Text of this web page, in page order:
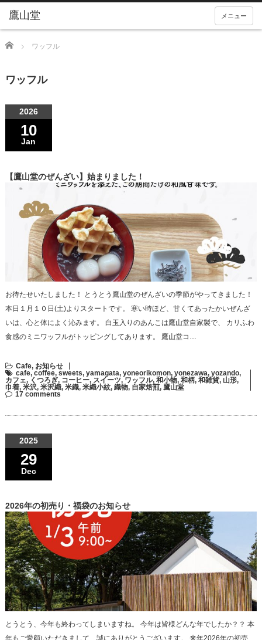
メニュー
Home ワッフル
ワッフル
2026
10
Jan
【鷹山堂のぜんざい】始まりました！
お待たせいたしました！ とうとう鷹山堂のぜんざいの季節がやってきました！
本日１月１０日(土)よりスタートです。 寒い時ほど、甘くてあったかいぜんざ
いは、心と体によく沁みます。 白玉入りのあんこは鷹山堂自家製で、 カリふわ
食感のミニワッフルがトッピングしてあります。 鷹山堂コ…
Cafe, お知らせ
cafe, coffee, sweets, yamagata, yoneorikomon, yonezawa, yozando,
カフェ, くつろぎ, コーヒー, スイーツ, ワッフル, 和小物, 和柄, 和雑貨, 山形,
巾着, 米沢, 米沢織, 米織, 米織小紋, 織物, 自家焙煎, 鷹山堂
17 comments
2025
29
Dec
2026年の初売り・福袋のお知らせ
とうとう、今年も終わってしまいますね。 今年は皆様どんな年でしたか？？ 本
年もご愛顧いただきまして、誠にありがとうございます。 来年2026年の初売